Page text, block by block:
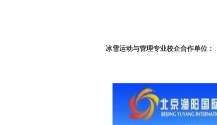
冰雪运动与管理专业校企合作单位：